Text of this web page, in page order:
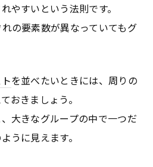
やすいという法則です。
の要素数が異なっていてもグ
を並べたいときには、周りの
おきましょう。
大きなグループの中で一つだ
うに見えます。